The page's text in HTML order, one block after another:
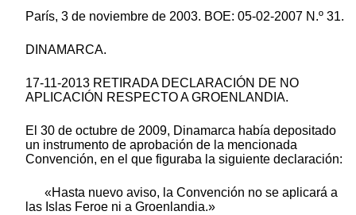
París, 3 de noviembre de 2003. BOE: 05-02-2007 N.º 31.
DINAMARCA.
17-11-2013 RETIRADA DECLARACIÓN DE NO
APLICACIÓN RESPECTO A GROENLANDIA.
El 30 de octubre de 2009, Dinamarca había depositado
un instrumento de aprobación de la mencionada
Convención, en el que figuraba la siguiente declaración:
«Hasta nuevo aviso, la Convención no se aplicará a
las Islas Feroe ni a Groenlandia.»